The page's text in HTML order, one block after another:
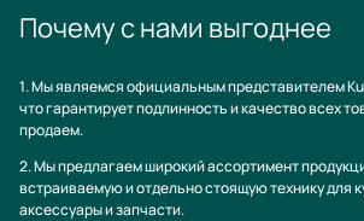
Почему с нами выгоднее
1. Мы являемся официальным представителем
что гарантирует подлинность и качество всех
продаем.
2. Мы предлагаем широкий ассортимент
встраиваемую и отдельно стоящую технику для
аксессуары и запчасти.